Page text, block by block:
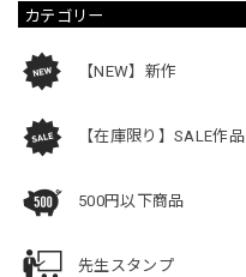
カテゴリー
【NEW】新作
【在庫限り】SALE作品
500円以下商品
先生スタンプ